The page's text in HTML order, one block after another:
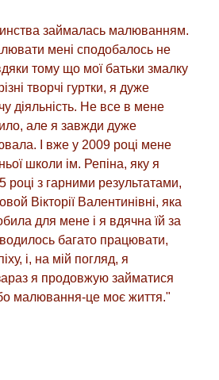
займалась малюванням.
мені сподобалось не
тому що мої батьки змалку
творчі гуртки, я дуже
діяльність. Не все в мене
але я завжди дуже
І вже у 2009 році мене
школи ім. Репіна, яку я
році з гарними результатами,
Вікторії Валентинівні, яка
для мене і я вдячна їй за
багато працювати,
і, на мій погляд, я
я продовжую займатися
малювання-це моє життя."